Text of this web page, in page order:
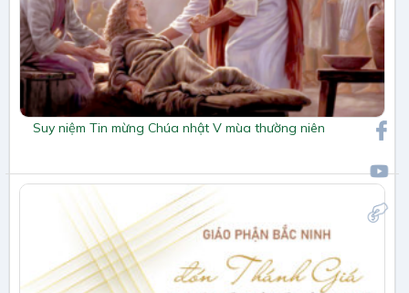
Suy niệm Tin mừng Chúa nhật V mùa thường niên